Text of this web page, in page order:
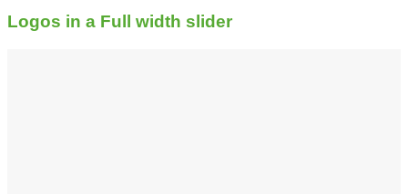
Logos in a Full width slider